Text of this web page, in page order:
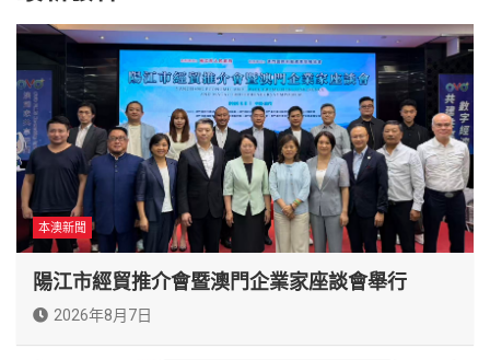
本澳新聞
陽江市經貿推介會暨澳門企業家座談會舉行
2026年8月7日